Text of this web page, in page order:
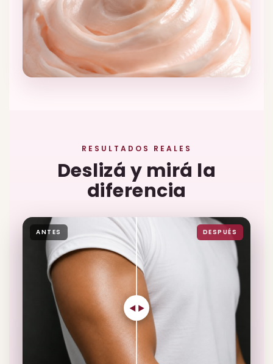
RESULTADOS REALES
Deslizá y mirá la
diferencia
ANTES DESPUÉS
◄ ►